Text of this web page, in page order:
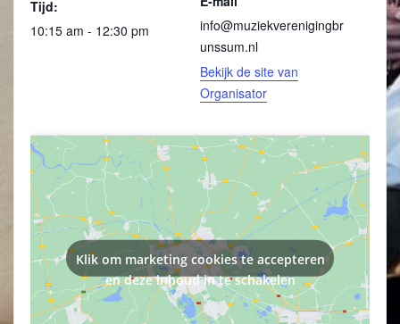
Tijd:
10:15 am - 12:30 pm
info@muziekverenigingbr
unssum.nl
Bekijk de site van
Organisator
Klik om marketing cookies te accepteren
en deze inhoud in te schakelen